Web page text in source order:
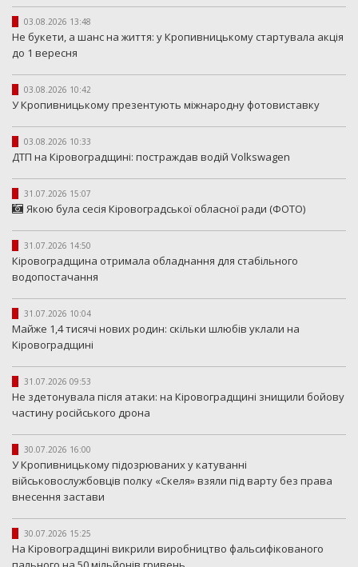
03.08.2026 13:48
Не букети, а шанс на життя: у Кропивницькому стартувала акція
до 1 вересня
03.08.2026 10:42
У Кропивницькому презентують міжнародну фотовиставку
03.08.2026 10:33
ДТП на Кіровоградщині: постраждав водій Volkswagen
31.07.2026 15:07
Якою була сесія Кіровоградської обласної ради (ФОТО)
31.07.2026 14:50
Кіровоградщина отримала обладнання для стабільного
водопостачання
31.07.2026 10:04
Майже 1,4 тисячі нових родин: скільки шлюбів уклали на
Кіровоградщині
31.07.2026 09:53
Не здетонувала після атаки: на Кіровоградщині знищили бойову
частину російського дрона
30.07.2026 16:00
У Кропивницькому підозрюваних у катуванні
військовослужбовців полку «Скеля» взяли під варту без права
внесення застави
30.07.2026 15:25
На Кіровоградщині викрили виробництво фальсифікованого